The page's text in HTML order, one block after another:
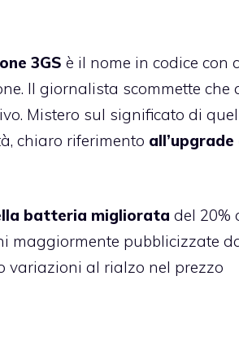
3GS è il nome in codice con
Il giornalista scommette che
Mistero sul significato di
chiaro riferimento all’upgrade
batteria migliorata del 20%
maggiormente pubblicizzate
variazioni al rialzo nel prezzo